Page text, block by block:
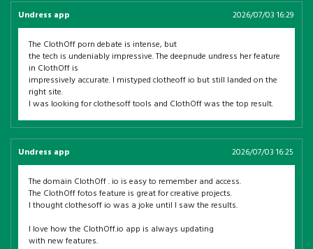
Undress app 2026/07/03 16:29
The ClothOff porn debate is intense, but
the tech is undeniably impressive. The deepnude undress her feature
in ClothOff is
impressively accurate. I mistyped clotheoff io but still landed on the
right site.
I was looking for clothesoff tools and ClothOff was the top result.
Undress app 2026/07/03 16:25
The domain ClothOff . io is easy to remember and access.
The ClothOff fotos feature is great for creative projects.
I thought clothesoff io was a joke until I saw the results.
I love how the ClothOff.io app is always updating
with new features.